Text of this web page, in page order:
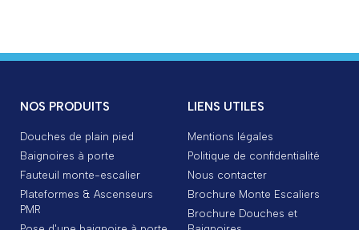
NOS PRODUITS
Douches de plain pied
Baignoires à porte
Fauteuil monte-escalier
Plateformes & Ascenseurs
PMR
LIENS UTILES
Mentions légales
Politique de confidentialité
Nous contacter
Brochure Monte Escaliers
Brochure Douches et